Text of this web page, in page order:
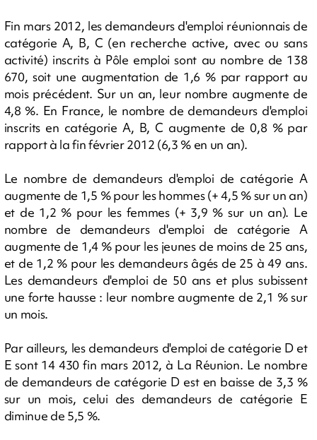
Fin mars 2012, les demandeurs d'emploi réunionnais de
catégorie A, B, C (en recherche active, avec ou sans
activité) inscrits à Pôle emploi sont au nombre de 138
670, soit une augmentation de 1,6 % par rapport au
mois précédent. Sur un an, leur nombre augmente de
4,8 %. En France, le nombre de demandeurs d'emploi
inscrits en catégorie A, B, C augmente de 0,8 % par
rapport à la fin février 2012 (6,3 % en un an).
Le nombre de demandeurs d'emploi de catégorie A
augmente de 1,5 % pour les hommes (+ 4,5 % sur un an)
et de 1,2 % pour les femmes (+ 3,9 % sur un an). Le
nombre de demandeurs d'emploi de catégorie A
augmente de 1,4 % pour les jeunes de moins de 25 ans,
et de 1,2 % pour les demandeurs âgés de 25 à 49 ans.
Les demandeurs d'emploi de 50 ans et plus subissent
une forte hausse : leur nombre augmente de 2,1 % sur
un mois.
Par ailleurs, les demandeurs d'emploi de catégorie D et
E sont 14 430 fin mars 2012, à La Réunion. Le nombre
de demandeurs de catégorie D est en baisse de 3,3 %
sur un mois, celui des demandeurs de catégorie E
diminue de 5,5 %.